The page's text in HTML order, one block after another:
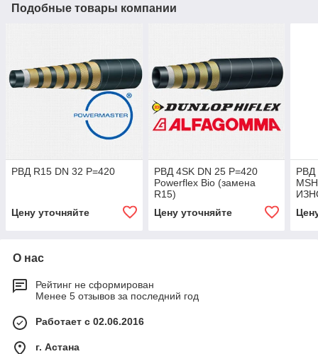
Подобные товары компании
РВД R15 DN 32 P=420
Цену уточняйте
РВД 4SK DN 25 P=420
Powerflex Bio (замена
R15)
Цену уточняйте
РВД
О нас
Рейтинг не сформирован
Менее 5 отзывов за последний год
Работает с 02.06.2016
г. Астана